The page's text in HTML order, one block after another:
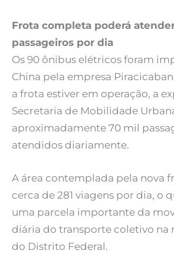
Frota completa poderá
passageiros por dia
Os 90 ônibus elétricos foram
China pela empresa
a frota estiver em operação, a
Secretaria de Mobilidade
aproximadamente 70 mil
atendidos diariamente.
A área contemplada pela nova
cerca de 281 viagens por dia, o
uma parcela importante da
diária do transporte coletivo na
do Distrito Federal.